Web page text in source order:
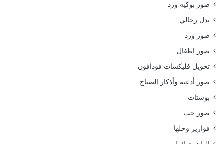
صور بوكيه ورد
بدل رجالي
صور ورد
صور اطفال
تحويل فليكسات فودافون
صور أدعية وأذكار الصباح
بوستات
صور حب
فوازير وحلها